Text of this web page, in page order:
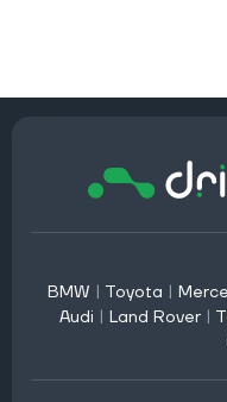
BMW | Toyota |
Audi | Land Rover |